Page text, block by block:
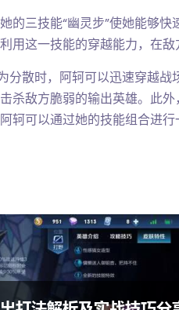
的三技能“幽灵步”使她能够
用这一技能的穿越能力，在敌
分散时，阿轲可以迅速穿越
杀敌方脆弱的输出英雄。此
轲可以通过她的技能组合进行